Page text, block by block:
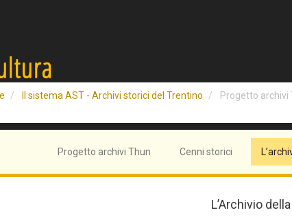
Il sistema AST - Archivi storici del Trentino Progetto archivi
Progetto archivi Thun Cenni storici
L’Archivio